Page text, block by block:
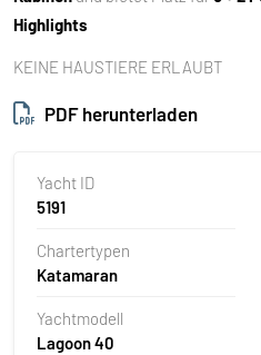
Highlights
KEINE HAUSTIERE ERLAUBT
PDF herunterladen
Yacht ID
5191
Chartertypen
Katamaran
Yachtmodell
Lagoon 40